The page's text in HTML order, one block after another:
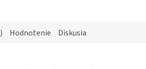
Hodnotenie Diskusia